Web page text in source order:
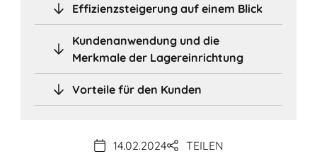
Effizienzsteigerung auf einem Blick
Kundenanwendung und die
Merkmale der Lagereinrichtung
Vorteile für den Kunden
14.02.2024 TEILEN